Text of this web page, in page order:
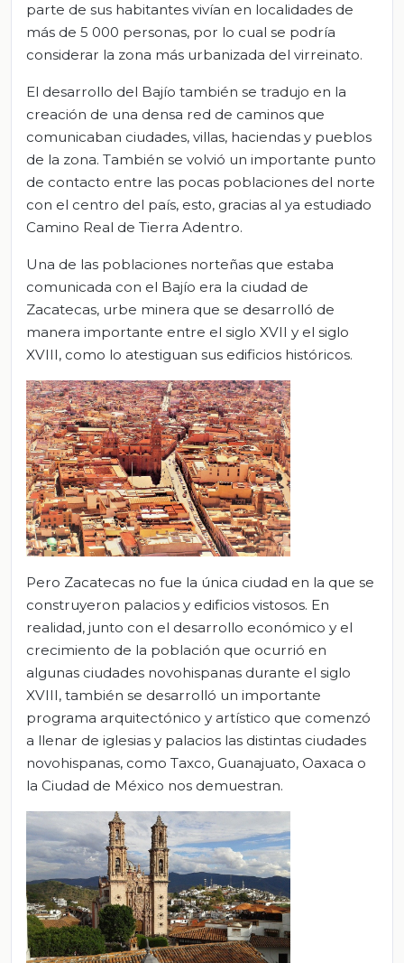
parte de sus habitantes vivían en localidades de
más de 5 000 personas, por lo cual se podría
considerar la zona más urbanizada del virreinato.
El desarrollo del Bajío también se tradujo en la
creación de una densa red de caminos que
comunicaban ciudades, villas, haciendas y pueblos
de la zona. También se volvió un importante punto
de contacto entre las pocas poblaciones del norte
con el centro del país, esto, gracias al ya estudiado
Camino Real de Tierra Adentro.
Una de las poblaciones norteñas que estaba
comunicada con el Bajío era la ciudad de
Zacatecas, urbe minera que se desarrolló de
manera importante entre el siglo XVII y el siglo
XVIII, como lo atestiguan sus edificios históricos.
Pero Zacatecas no fue la única ciudad en la que se
construyeron palacios y edificios vistosos. En
realidad, junto con el desarrollo económico y el
crecimiento de la población que ocurrió en
algunas ciudades novohispanas durante el siglo
XVIII, también se desarrolló un importante
programa arquitectónico y artístico que comenzó
a llenar de iglesias y palacios las distintas ciudades
novohispanas, como Taxco, Guanajuato, Oaxaca o
la Ciudad de México nos demuestran.